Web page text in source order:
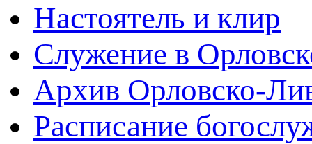
Настоятель и клир
Служение в
Архив Орловско-
Расписание